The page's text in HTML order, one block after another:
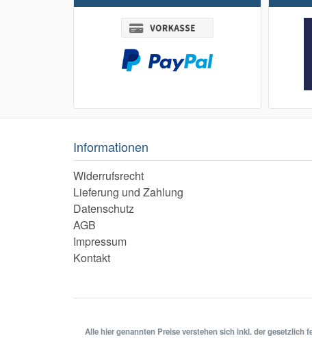
Informationen
Widerrufsrecht
Lieferung und Zahlung
Datenschutz
AGB
Impressum
Kontakt
Alle hier genannten Preise verstehen sich inkl. der